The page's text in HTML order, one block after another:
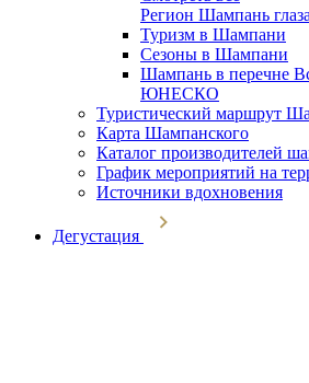
Регион Шампань
Туризм в Шампани
Сезоны в Шампани
Шампань в перечне
ЮНЕСКО
Туристический маршрут
Карта Шампанского
Каталог производителей
График мероприятий на
Источники вдохновения
Дегустация